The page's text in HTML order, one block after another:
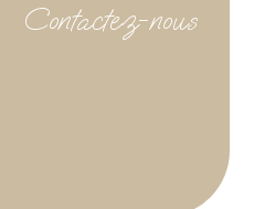
Contactez-nous